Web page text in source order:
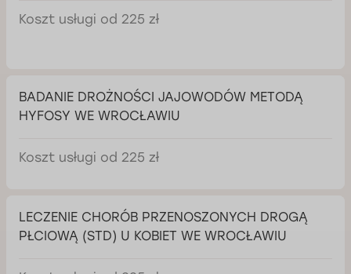
Koszt usługi od 225 zł
BADANIE DROŻNOŚCI JAJOWODÓW METODĄ
HYFOSY WE WROCŁAWIU
Koszt usługi od 225 zł
LECZENIE CHORÓB PRZENOSZONYCH DROGĄ
PŁCIOWĄ (STD) U KOBIET WE WROCŁAWIU